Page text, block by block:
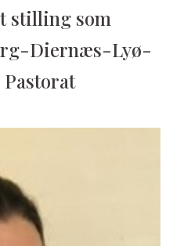
stilling som
Diernæs-Lyø-